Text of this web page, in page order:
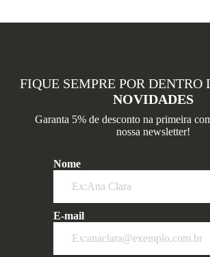
FIQUE SEMPRE POR DENTRO
NOVIDADES
Garanta 5% de desconto na primeira
nossa newsletter!
Nome
E-mail